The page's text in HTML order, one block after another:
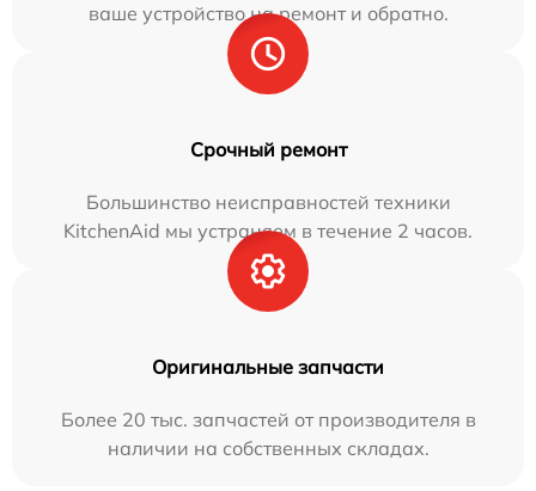
ваше устройство на ремонт и обратно.
Срочный ремонт
Большинство неисправностей техники
KitchenAid мы устраняем в течение 2 часов.
Оригинальные запчасти
Более 20 тыс. запчастей от производителя в
наличии на собственных складах.